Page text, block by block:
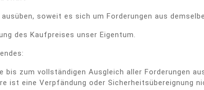
soweit es sich um Forderungen aus
des Kaufpreises unser Eigentum.
bis zum vollständigen Ausgleich aller Forderungen
ist eine Verpfändung oder Sicherheitsübereignung